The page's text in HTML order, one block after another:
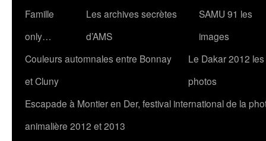
contenu
Famille
only…
Les archives secrètes
d’AMS
SAMU 91 les
images
Couleurs automnales entre Bonnay
et Cluny
Le Dakar 2012 les
photos
Escapade à Montier en Der, festival international de la
animalière 2012 et 2013